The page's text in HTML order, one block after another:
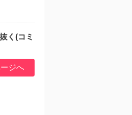
く(コミ
ジへ